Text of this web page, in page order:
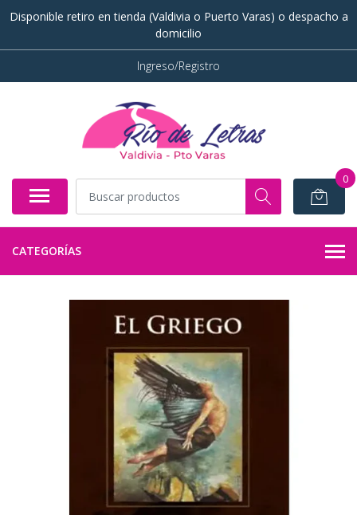
Disponible retiro en tienda (Valdivia o Puerto Varas) o despacho a
domicilio
Ingreso/Registro
0
CATEGORÍAS